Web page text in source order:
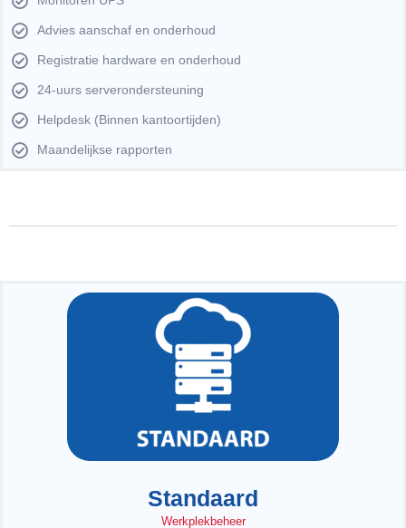
Advies aanschaf en onderhoud
Registratie hardware en onderhoud
24-uurs serverondersteuning
Helpdesk (Binnen kantoortijden)
Maandelijkse rapporten
Standaard
Werkplekbeheer